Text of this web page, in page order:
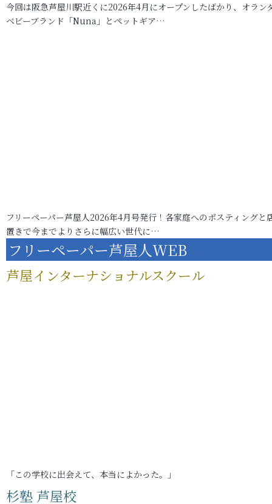
今回は阪急芦屋川駅近くに2026年4月にオープンしたばかり、オラン
ベビーブランド「Nuna」とペットギア…
フリーペーパー芦屋人2026年4月号発行！各家庭へのポスティングと
置きで今までよりさらに幅広い世代に…
フリーペーパー芦屋人WEB
芦屋インターナショナルスクール
「この学校に出会えて、本当によかった。」
杉塾 芦屋校